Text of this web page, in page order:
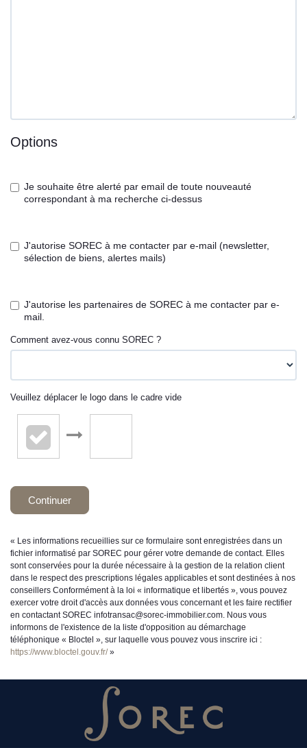
Options
Je souhaite être alerté par email de toute nouveauté
correspondant à ma recherche ci-dessus
J'autorise SOREC à me contacter par e-mail (newsletter,
sélection de biens, alertes mails)
J'autorise les partenaires de SOREC à me contacter par e-
mail.
Comment avez-vous connu SOREC ?
Veuillez déplacer le logo dans le cadre vide
Continuer
« Les informations recueillies sur ce formulaire sont enregistrées dans un
fichier informatisé par SOREC pour gérer votre demande de contact. Elles
sont conservées pour la durée nécessaire à la gestion de la relation client
dans le respect des prescriptions légales applicables et sont destinées à nos
conseillers Conformément à la loi « informatique et libertés », vous pouvez
exercer votre droit d'accès aux données vous concernant et les faire rectifier
en contactant SOREC infotransac@sorec-immobilier.com. Nous vous
informons de l'existence de la liste d'opposition au démarchage
téléphonique « Bloctel », sur laquelle vous pouvez vous inscrire ici :
https://www.bloctel.gouv.fr/»